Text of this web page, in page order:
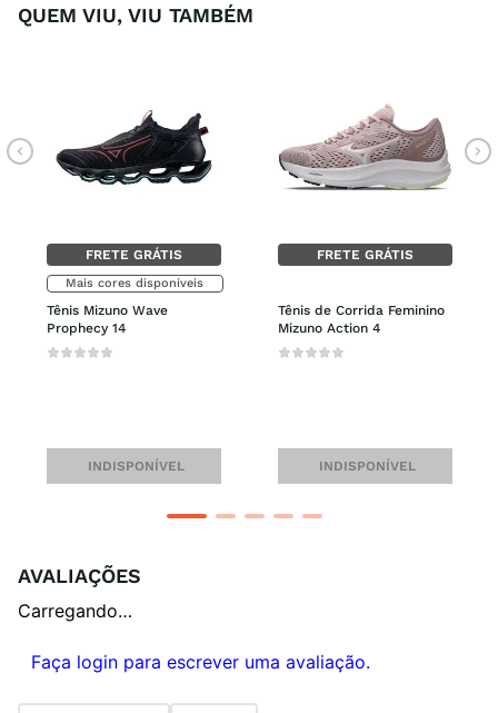
QUEM VIU, VIU TAMBÉM
FRETE GRÁTIS
Mais cores disponíveis
Tênis Mizuno Wave
Prophecy 14
INDISPONÍVEL
FRETE GRÁTIS
Tênis de Corrida Feminino
Mizuno Action 4
INDISPONÍVEL
AVALIAÇÕES
Carregando…
Faça login para escrever uma avaliação.